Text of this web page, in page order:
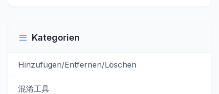
Kategorien
Hinzufügen/Entfernen/Löschen
混淆工具